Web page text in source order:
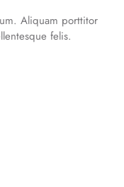
Aliquam porttitor
felis.